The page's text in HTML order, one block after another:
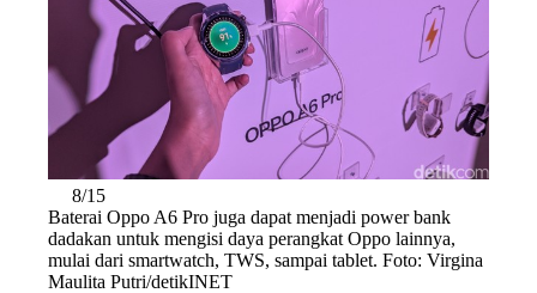
8/15
Baterai Oppo A6 Pro juga dapat menjadi power bank
dadakan untuk mengisi daya perangkat Oppo lainnya,
mulai dari smartwatch, TWS, sampai tablet. Foto: Virgina
Maulita Putri/detikINET